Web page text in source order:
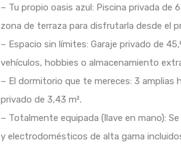
– Tu propio oasis azul: Piscina privada
zona de terraza para disfrutarla desde el
– Espacio sin límites: Garaje privado de
vehículos, hobbies o almacenamiento
– El dormitorio que te mereces: 3
privado de 3,43 m².
– Totalmente equipada (llave en mano):
y electrodomésticos de alta gama